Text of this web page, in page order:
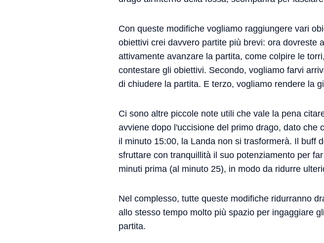
Con queste modifiche vogliamo raggiungere vari
obiettivi crei davvero partite più brevi: ora dovreste
attivamente avanzare la partita, come colpire le
contestare gli obiettivi. Secondo, vogliamo farvi
di chiudere la partita. E terzo, vogliamo rendere la
Ci sono altre piccole note utili che vale la pena
avviene dopo l'uccisione del primo drago, dato
il minuto 15:00, la Landa non si trasformerà. Il buff
sfruttare con tranquillità il suo potenziamento per
minuti prima (al minuto 25), in modo da ridurre
Nel complesso, tutte queste modifiche ridurranno
allo stesso tempo molto più spazio per ingaggiare
partita.